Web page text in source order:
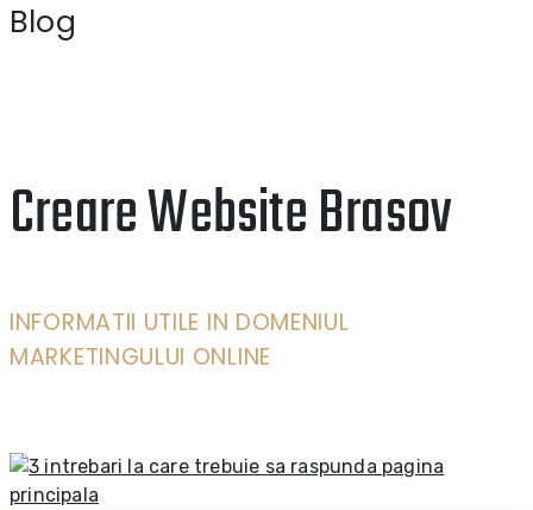
Blog
Creare Website Brasov
INFORMATII UTILE IN DOMENIUL
MARKETINGULUI ONLINE